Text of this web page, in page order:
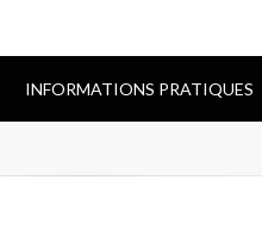
INFORMATIONS PRATIQUES